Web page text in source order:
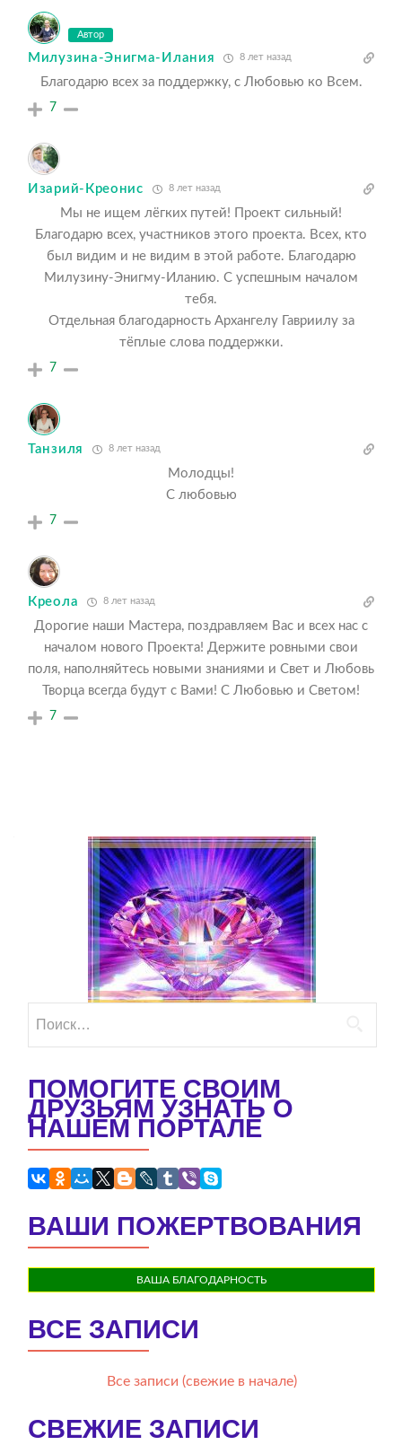
Автор
Милузина-Энигма-Илания 8 лет назад
Благодарю всех за поддержку, с Любовью ко Всем.
7
Изарий-Креонис 8 лет назад
Мы не ищем лёгких путей! Проект сильный!
Благодарю всех, участников этого проекта. Всех, кто
был видим и не видим в этой работе. Благодарю
Милузину-Энигму-Иланию. С успешным началом
тебя.
Отдельная благодарность Архангелу Гавриилу за
тёплые слова поддержки.
7
Танзиля 8 лет назад
Молодцы!
С любовью
7
Креола 8 лет назад
Дорогие наши Мастера, поздравляем Вас и всех нас с
началом нового Проекта! Держите ровными свои
поля, наполняйтесь новыми знаниями и Свет и Любовь
Творца всегда будут с Вами! С Любовью и Светом!
7
ПОМОГИТЕ СВОИМ
ДРУЗЬЯМ УЗНАТЬ О
НАШЕМ ПОРТАЛЕ
ВАШИ ПОЖЕРТВОВАНИЯ
ВАША БЛАГОДАРНОСТЬ
ВСЕ ЗАПИСИ
Все записи (свежие в начале)
СВЕЖИЕ ЗАПИСИ